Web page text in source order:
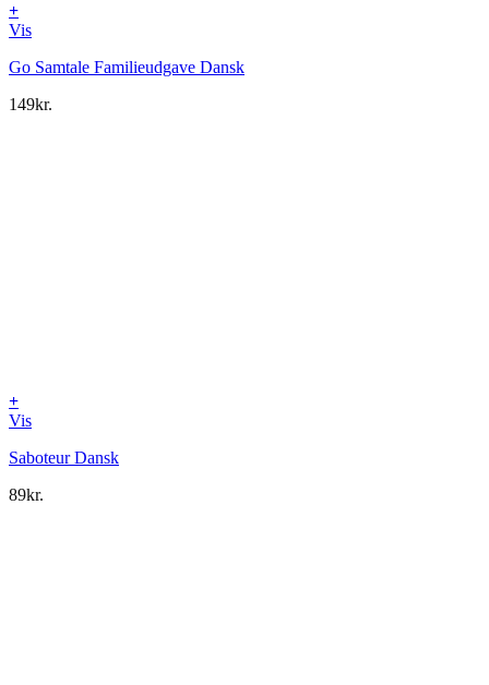
+
Vis
Go Samtale Familieudgave Dansk
149kr.
+
Vis
Saboteur Dansk
89kr.